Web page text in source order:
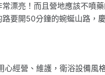
漂亮！而且營地應該不噴
要開50分鐘的蜿蜒山路，
營、維護，衛浴設備風